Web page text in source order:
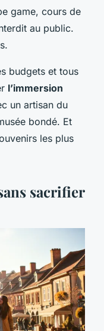
game, cours de
au public.
budgets et tous
l’immersion
un artisan du
bondé. Et
les plus
sacrifier